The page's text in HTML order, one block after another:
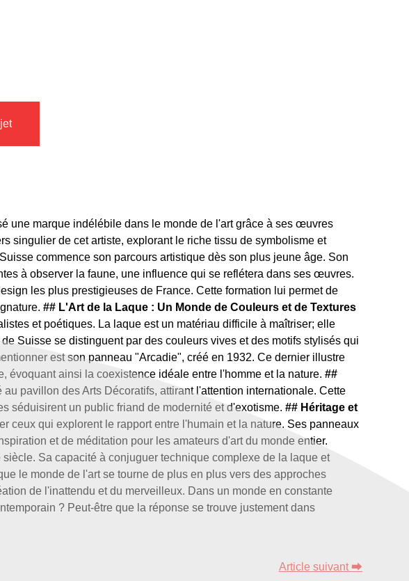
une marque indélébile dans le monde de l'art grâce à ses œuvres
singulier de cet artiste, explorant le riche tissu de symbolisme et
commence son parcours artistique dès son plus jeune âge. Son
à observer la faune, une influence qui se reflétera dans ses œuvres.
les plus prestigieuses de France. Cette formation lui permet de
## L'Art de la Laque : Un Monde de Couleurs et de Textures
et poétiques. La laque est un matériau difficile à maîtriser; elle
Suisse se distinguent par des couleurs vives et des motifs stylisés qui
est son panneau "Arcadie", créé en 1932. Ce dernier illustre
évoquant ainsi la coexistence idéale entre l'homme et la nature.##
pavillon des Arts Décoratifs, attirant l'attention internationale. Cette
séduisirent un public friand de modernité et d'exotisme.## Héritage et
qui explorent le rapport entre l'humain et la nature. Ses panneaux
et de méditation pour les amateurs d'art du monde entier.
Sa capacité à conjuguer technique complexe de la laque et
le monde de l'art se tourne de plus en plus vers des approches
de l'inattendu et du merveilleux. Dans un monde en constante
? Peut-être que la réponse se trouve justement dans
Article suivant ⮕